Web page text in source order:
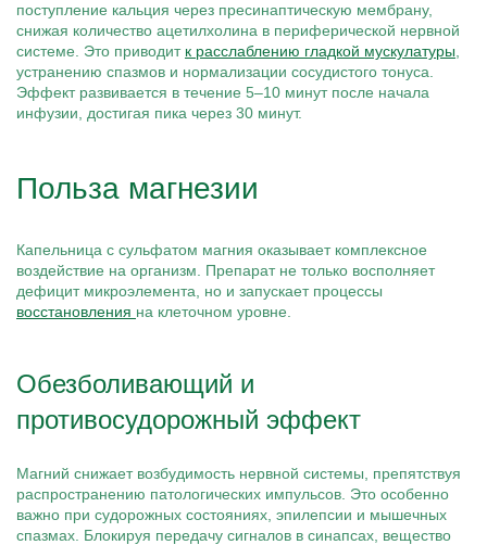
поступление кальция через пресинаптическую мембрану,
снижая количество ацетилхолина в периферической нервной
системе. Это приводит к расслаблению гладкой мускулатуры
устранению спазмов и нормализации сосудистого тонуса.
Эффект развивается в течение 5–10 минут после начала
инфузии, достигая пика через 30 минут.
Польза магнезии
Капельница с сульфатом магния оказывает комплексное
воздействие на организм. Препарат не только восполняет
дефицит микроэлемента, но и запускает процессы
восстановления на клеточном уровне.
Обезболивающий и
противосудорожный эффект
Магний снижает возбудимость нервной системы, препятствуя
распространению патологических импульсов. Это особенно
важно при судорожных состояниях, эпилепсии и мышечных
спазмах. Блокируя передачу сигналов в синапсах, вещество